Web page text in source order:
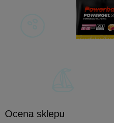
Ocena sklepu